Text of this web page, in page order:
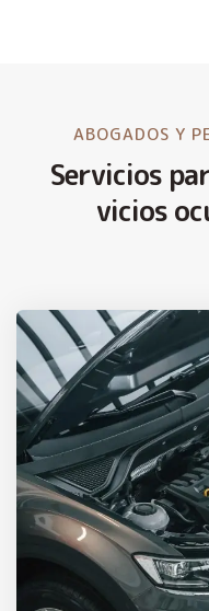
ABOGADOS Y
Servicios
vicios